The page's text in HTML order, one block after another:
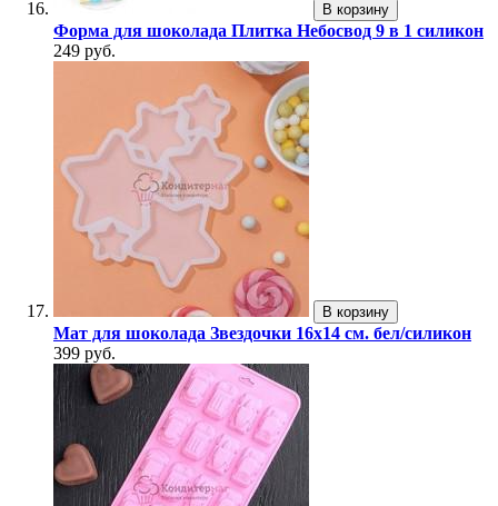
В корзину
Форма для шоколада Плитка Небосвод 9 в 1 силикон
249 руб.
В корзину
Мат для шоколада Звездочки 16х14 см. бел/силикон
399 руб.